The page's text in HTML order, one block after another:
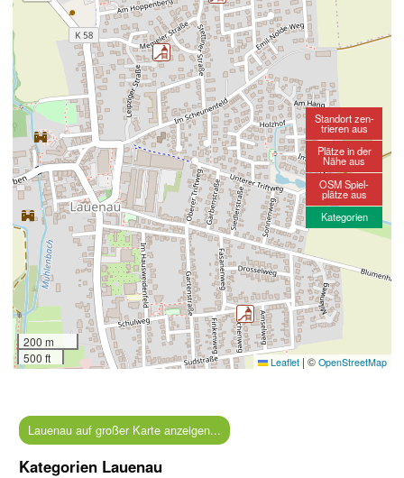
200 m
500 ft
Leaflet | © OpenStreetMap
Standort zen-
trieren aus
Plätze in der
Nähe aus
OSM Spiel-
plätze aus
Kategorien
Lauenau auf großer Karte anzeigen...
Kategorien Lauenau